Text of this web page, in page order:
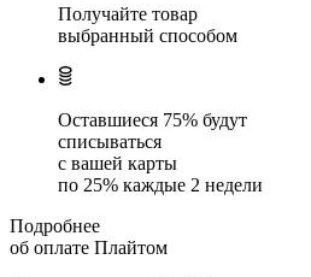
Получайте товар
выбранный способом
Оставшиеся 75% будут
списываться
с вашей карты
по 25% каждые 2 недели
Подробнее
об оплате Плайтом